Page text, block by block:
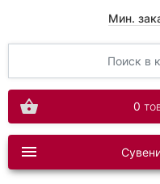
Мин.
0